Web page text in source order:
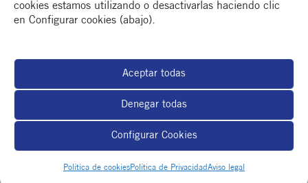
cookies estamos utilizando o desactivarlas haciendo clic
en Configurar cookies (abajo).
Aceptar todas
Denegar todas
Configurar Cookies
Política de cookiesPolítica de PrivacidadAviso legal
CONTACTA
M. 672 018 236